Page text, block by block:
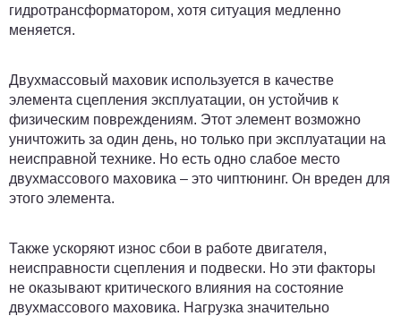
гидротрансформатором, хотя ситуация медленно
меняется.
Двухмассовый маховик используется в качестве
элемента сцепления эксплуатации, он устойчив к
физическим повреждениям. Этот элемент возможно
уничтожить за один день, но только при эксплуатации на
неисправной технике. Но есть одно слабое место
двухмассового маховика – это чиптюнинг. Он вреден для
этого элемента.
Также ускоряют износ сбои в работе двигателя,
неисправности сцепления и подвески. Но эти факторы
не оказывают критического влияния на состояние
двухмассового маховика. Нагрузка значительно